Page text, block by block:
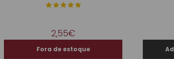
2,55€